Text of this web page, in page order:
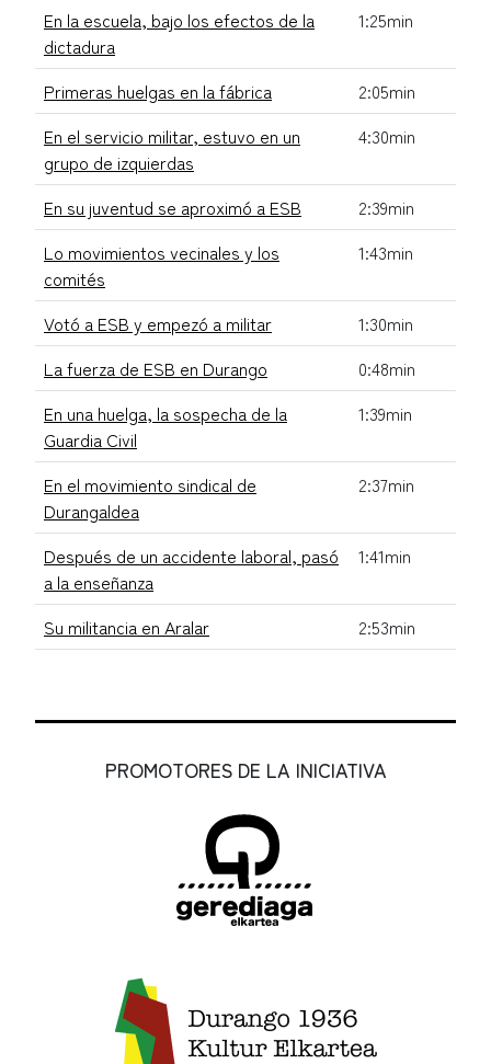
En la escuela, bajo los efectos de la
dictadura
1:25min
Primeras huelgas en la fábrica
2:05min
En el servicio militar, estuvo en un
grupo de izquierdas
4:30min
En su juventud se aproximó a ESB
2:39min
Lo movimientos vecinales y los
comités
1:43min
Votó a ESB y empezó a militar
1:30min
La fuerza de ESB en Durango
0:48min
En una huelga, la sospecha de la
Guardia Civil
1:39min
En el movimiento sindical de
Durangaldea
2:37min
Después de un accidente laboral, pasó
a la enseñanza
1:41min
Su militancia en Aralar 2:53min
PROMOTORES DE LA INICIATIVA